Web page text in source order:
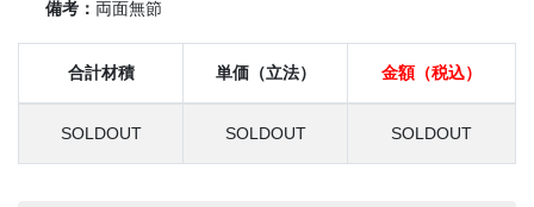
備考： 両面無節
合計材積 単価（立法） 金額（税込）
SOLDOUT SOLDOUT SOLDOUT